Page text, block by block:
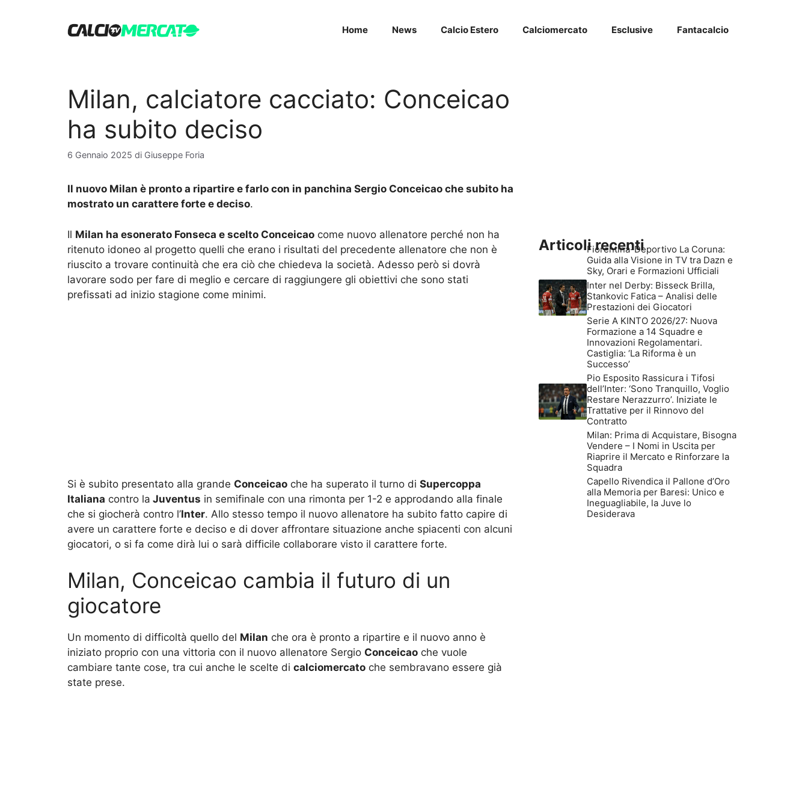
Home News Calcio Estero Calciomercato Esclusive Fantacalcio
Milan, calciatore cacciato: Conceicao
ha subito deciso
6 Gennaio 2025 di Giuseppe Foria
Il nuovo Milan è pronto a ripartire e farlo con in panchina Sergio Conceicao che subito ha
mostrato un carattere forte e deciso.
Il Milan ha esonerato Fonseca e scelto Conceicao come nuovo allenatore perché non ha
ritenuto idoneo al progetto quelli che erano i risultati del precedente allenatore che non è
riuscito a trovare continuità che era ciò che chiedeva la società. Adesso però si dovrà
lavorare sodo per fare di meglio e cercare di raggiungere gli obiettivi che sono stati
prefissati ad inizio stagione come minimi.
Si è subito presentato alla grande Conceicao che ha superato il turno di Supercoppa
Italiana contro la Juventus in semifinale con una rimonta per 1-2 e approdando alla finale
che si giocherà contro l’Inter. Allo stesso tempo il nuovo allenatore ha subito fatto capire di
avere un carattere forte e deciso e di dover affrontare situazione anche spiacenti con alcuni
giocatori, o si fa come dirà lui o sarà difficile collaborare visto il carattere forte.
Milan, Conceicao cambia il futuro di un
giocatore
Un momento di difficoltà quello del Milan che ora è pronto a ripartire e il nuovo anno è
iniziato proprio con una vittoria con il nuovo allenatore Sergio Conceicao che vuole
cambiare tante cose, tra cui anche le scelte di calciomercato che sembravano essere già
state prese.
Articoli recenti
Fiorentina-Deportivo La Coruna:
Guida alla Visione in TV tra Dazn e
Sky, Orari e Formazioni Ufficiali
Inter nel Derby: Bisseck Brilla,
Stankovic Fatica – Analisi delle
Prestazioni dei Giocatori
Serie A KINTO 2026/27: Nuova
Formazione a 14 Squadre e
Innovazioni Regolamentari.
Castiglia: ‘La Riforma è un
Successo’
Pio Esposito Rassicura i Tifosi
dell’Inter: ‘Sono Tranquillo, Voglio
Restare Nerazzurro’. Iniziate le
Trattative per il Rinnovo del
Contratto
Milan: Prima di Acquistare, Bisogna
Vendere – I Nomi in Uscita per
Riaprire il Mercato e Rinforzare la
Squadra
Capello Rivendica il Pallone d’Oro
alla Memoria per Baresi: Unico e
Ineguagliabile, la Juve lo
Desiderava